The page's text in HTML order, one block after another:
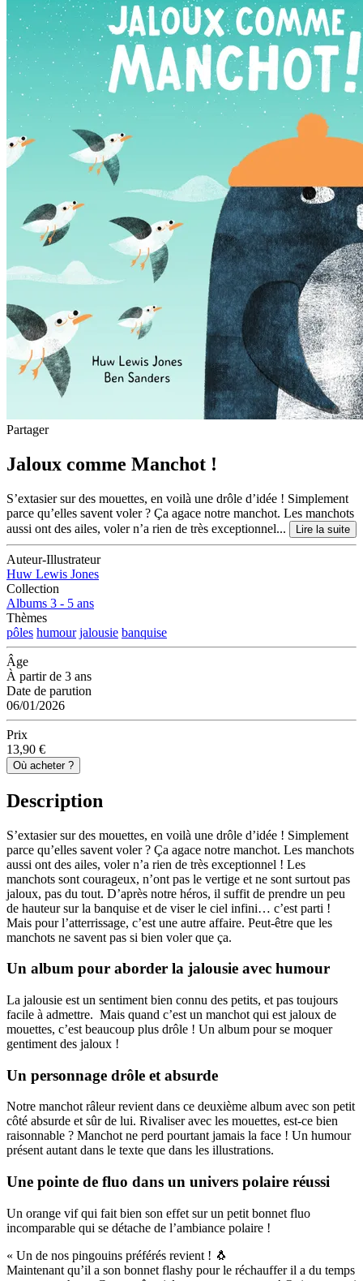
Partager
Jaloux comme Manchot !
S’extasier sur des mouettes, en voilà une drôle d’idée ! Simplement
parce qu’elles savent voler ? Ça agace notre manchot. Les manchots
aussi ont des ailes, voler n’a rien de très exceptionnel...
Lire la suite
Auteur-Illustrateur
Huw Lewis Jones
Collection
Albums 3 - 5 ans
Thèmes
pôles humour jalousie banquise
Âge
À partir de 3 ans
Date de parution
06/01/2026
Prix
13,90 €
Où acheter ?
Description
S’extasier sur des mouettes, en voilà une drôle d’idée ! Simplement
parce qu’elles savent voler ? Ça agace notre manchot. Les manchots
aussi ont des ailes, voler n’a rien de très exceptionnel ! Les
manchots sont courageux, n’ont pas le vertige et ne sont surtout pas
jaloux, pas du tout. D’après notre héros, il suffit de prendre un peu
de hauteur sur la banquise et de viser le ciel infini… c’est parti !
Mais pour l’atterrissage, c’est une autre affaire. Peut-être que les
manchots ne savent pas si bien voler que ça.
Un album pour aborder la jalousie avec humour
La jalousie est un sentiment bien connu des petits, et pas toujours
facile à admettre. Mais quand c’est un manchot qui est jaloux de
mouettes, c’est beaucoup plus drôle ! Un album pour se moquer
gentiment des jaloux !
Un personnage drôle et absurde
Notre manchot râleur revient dans ce deuxième album avec son petit
côté absurde et sûr de lui. Rivaliser avec les mouettes, est-ce bien
raisonnable ? Manchot ne perd pourtant jamais la face ! Un humour
présent autant dans le texte que dans les illustrations.
Une pointe de fluo dans un univers polaire réussi
Un orange vif qui fait bien son effet sur un petit bonnet fluo
incomparable qui se détache de l’ambiance polaire !
« Un de nos pingouins préférés revient ! 🐧
Maintenant qu’il a son bonnet flashy pour le réchauffer il a du temps